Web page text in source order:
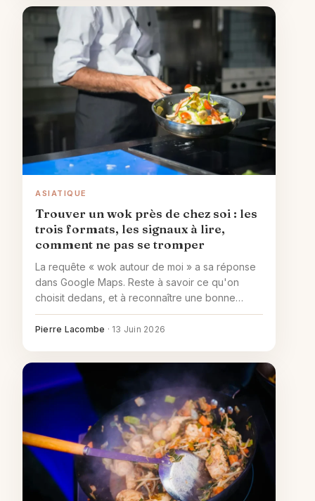
ASIATIQUE
Trouver un wok près de chez soi : les
trois formats, les signaux à lire,
comment ne pas se tromper
La requête « wok autour de moi » a sa réponse
dans Google Maps. Reste à savoir ce qu'on
choisit dedans, et à reconnaître une bonne
adresse avant de pousser la porte plutôt
qu'après.
Pierre Lacombe · 13 Juin 2026